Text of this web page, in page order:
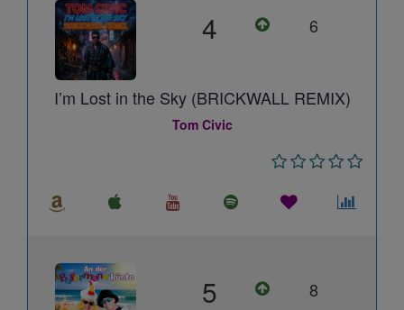
4 6
I’m Lost in the Sky (BRICKWALL REMIX)
Tom Civic
5 8